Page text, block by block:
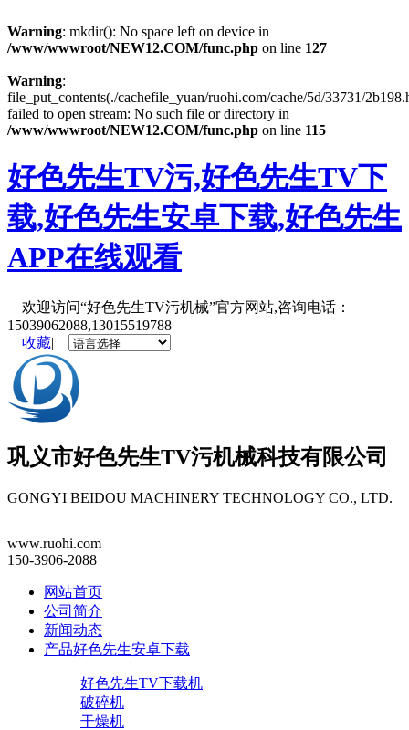
Warning: mkdir(): No space left on device in
/www/wwwroot/NEW12.COM/func.php on line 127
Warning:
file_put_contents(./cachefile_yuan/ruohi.com/cache/5d/33731/
failed to open stream: No such file or directory in
/www/wwwroot/NEW12.COM/func.php on line 115
好色先生TV污,好色先生TV下
载,好色先生安卓下载,好色先生
APP在线观看
欢迎访问“好色先生TV污机械”官方网站,咨询电话：
15039062088,13015519788
收藏|
巩义市好色先生TV污机械科技有限公司
GONGYI BEIDOU MACHINERY TECHNOLOGY CO., LTD.
www.ruohi.com
150-3906-2088
网站首页
公司简介
新闻动态
产品好色先生安卓下载
好色先生TV下载机
破碎机
干燥机